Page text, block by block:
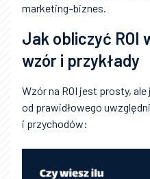
marketing–biznes.
Jak obliczyć ROI
wzór i przykłady
Wzór na ROI jest prosty,
od prawidłowego
i przychodów: